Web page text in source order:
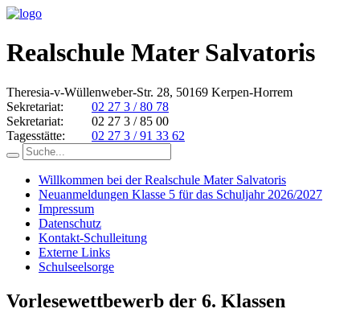
Realschule Mater Salvatoris
Theresia-v-Wüllenweber-Str. 28, 50169 Kerpen-Horrem
Sekretariat:
02 27 3 / 80 78
Sekretariat:
02 27 3 / 85 00
Tagesstätte:
02 27 3 / 91 33 62
Willkommen bei der Realschule Mater Salvatoris
Neuanmeldungen Klasse 5 für das Schuljahr 2026/2027
Impressum
Datenschutz
Kontakt-Schulleitung
Externe Links
Schulseelsorge
Vorlesewettbewerb der 6. Klassen